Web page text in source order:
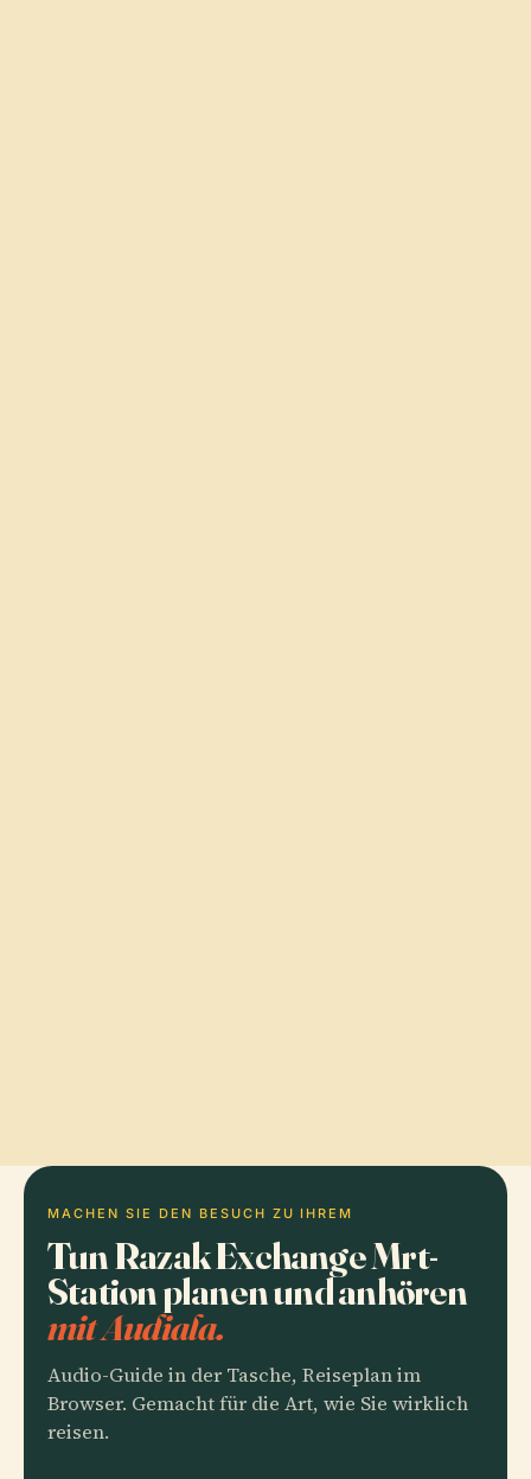
MACHEN SIE DEN BESUCH ZU IHREM
Tun Razak Exchange Mrt-
Station planen und anhören
mit Audiala.
Audio-Guide in der Tasche, Reiseplan im
Browser. Gemacht für die Art, wie Sie wirklich
reisen.